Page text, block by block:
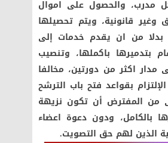
مدرب، والحصول على اموال
قانونية، ويتم تحصيلها
من ان يقدم خدمات إلى
بتدميرها باكملها، وتنصيب
مدار اكثر من دورتين، مخالفا
بقواعد فتح باب الترشح
من المفترض أن تكون نزيهة
بالكامل، ودون دعوة اعضاء
الذين لهم حق التصويت.